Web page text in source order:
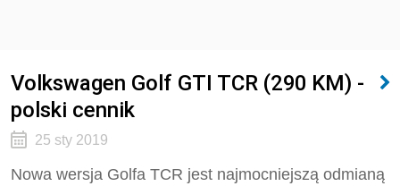
Volkswagen Golf GTI TCR (290 KM) -
polski cennik
25 sty 2019
Nowa wersja Golfa TCR jest najmocniejszą odmianą